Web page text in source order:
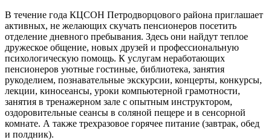
В течение года КЦСОН Петродворцового района приглашает
активных, не желающих скучать пенсионеров посетить
отделение дневного пребывания. Здесь они найдут теплое
дружеское общение, новых друзей и профессиональную
психологическую помощь. К услугам неработающих
пенсионеров уютные гостиные, библиотека, занятия
рукоделием, познавательные экскурсии, концерты, конкурсы,
лекции, киносеансы, уроки компьютерной грамотности,
занятия в тренажерном зале с опытным инструктором,
оздоровительные сеансы в соляной пещере и в сенсорной
комнате. А также трехразовое горячее питание (завтрак, обед
и полдник).